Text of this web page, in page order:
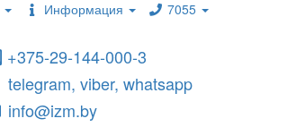
Информация 7055
+375-29-144-000-3
telegram, viber, whatsapp
info@izm.by